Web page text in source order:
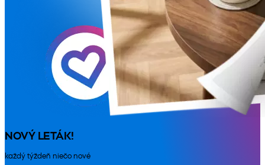
NOVÝ LETÁK!
každý týždeň niečo nové